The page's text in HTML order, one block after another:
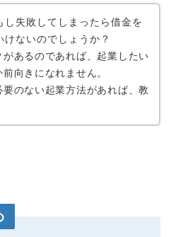
し失敗してしまったら借金を
けないのでしょうか？
あるのであれば、起業したい
向きになれません。
のない起業方法があれば、教